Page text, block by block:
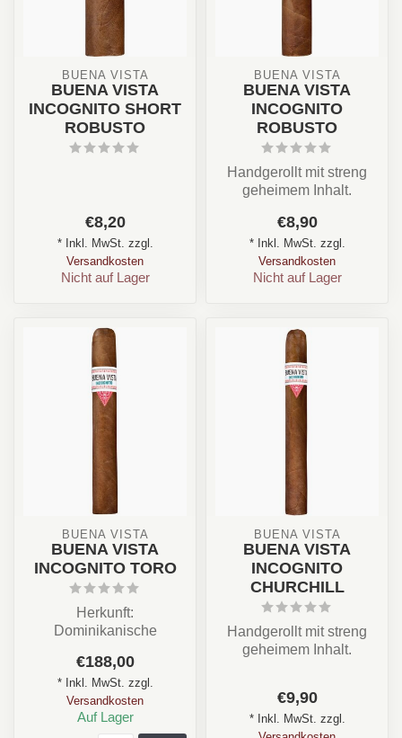
BUENA VISTA
BUENA VISTA
INCOGNITO SHORT
ROBUSTO
€8,20
* Inkl. MwSt. zzgl.
Versandkosten
Nicht auf Lager
BUENA VISTA
BUENA VISTA
INCOGNITO
ROBUSTO
Handgerollt mit streng
geheimem Inhalt.
Republik
Stärke: ...
€8,90
* Inkl. MwSt. zzgl.
Versandkosten
Nicht auf Lager
BUENA VISTA
BUENA VISTA
INCOGNITO TORO
Herkunft:
Dominikanische
Stärke: ★★★☆☆
(mittelkräftig)
Aroma: Nuss, L...
€188,00
* Inkl. MwSt. zzgl.
Versandkosten
Auf Lager
BUENA VISTA
BUENA VISTA
INCOGNITO
CHURCHILL
Handgerollt mit streng
geheimem Inhalt.
Stärke: ...
€9,90
* Inkl. MwSt. zzgl.